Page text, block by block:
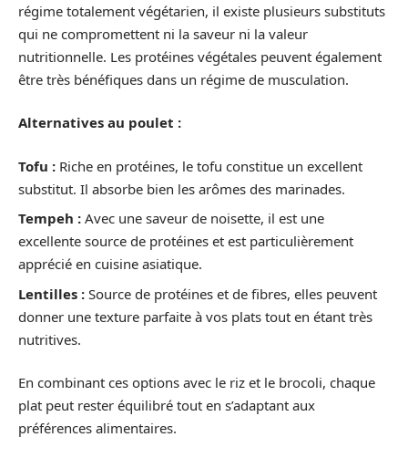
régime totalement végétarien, il existe plusieurs substituts
qui ne compromettent ni la saveur ni la valeur
nutritionnelle. Les protéines végétales peuvent également
être très bénéfiques dans un régime de musculation.
Alternatives au poulet :
Tofu : Riche en protéines, le tofu constitue un excellent
substitut. Il absorbe bien les arômes des marinades.
Tempeh : Avec une saveur de noisette, il est une
excellente source de protéines et est particulièrement
apprécié en cuisine asiatique.
Lentilles : Source de protéines et de fibres, elles peuvent
donner une texture parfaite à vos plats tout en étant très
nutritives.
En combinant ces options avec le riz et le brocoli, chaque
plat peut rester équilibré tout en s’adaptant aux
préférences alimentaires.